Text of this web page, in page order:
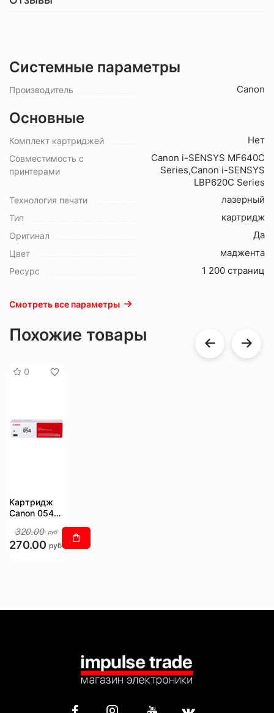
Системные параметры
Производитель Canon
Основные
Комплект картриджей Нет
Совместимость с
принтерами
Canon i-SENSYS MF640C
Series,Canon i-SENSYS
LBP620C Series
Технология печати лазерный
Тип картридж
Оригинал Да
Цвет маджента
Ресурс 1 200 страниц
Смотреть все параметры
Похожие товары
0
Картридж
Canon 054
320.00 руб
270.00 руб